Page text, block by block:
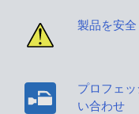
製品を安
プロフェ
い合わせ